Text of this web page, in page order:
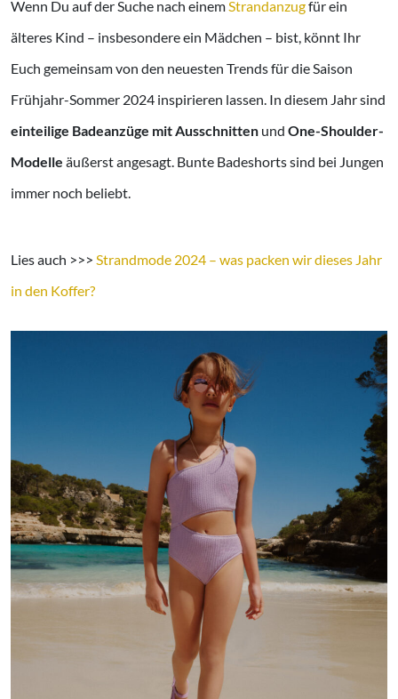
Wenn Du auf der Suche nach einem Strandanzugfür ein
älteres Kind – insbesondere ein Mädchen – bist, könnt Ihr
Euch gemeinsam von den neuesten Trends für die Saison
Frühjahr-Sommer 2024 inspirieren lassen. In diesem Jahr sind
einteilige Badeanzüge mit Ausschnitten und One-Shoulder-
Modelle äußerst angesagt. Bunte Badeshorts sind bei Jungen
immer noch beliebt.
Lies auch >>> Strandmode 2024 – was packen wir dieses Jahr
in den Koffer?